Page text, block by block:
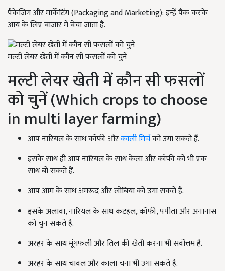
पैकेजिंग और मार्केटिंग (Packaging and Marketing): इन्हें पैक करके
आय के लिए बाजार में बेचा जाता है.
मल्टी लेयर खेती में कौन सी फसलों को चुनें
मल्टी लेयर खेती में कौन सी फसलों
को चुनें (Which crops to choose
in multi layer farming)
आप नारियल के साथ कॉफी औरकाली मिर्चको उगा सकते हैं.
इसके साथ ही आप नारियल के साथ केला और कॉफी को भी एक
साथ बो सकते हैं.
आप आम के साथ अमरूद और लोबिया को उगा सकते हैं.
इसके अलावा, नारियल के साथ कटहल, कॉफी, पपीता और अनानास
को चुन सकते हैं.
अरहर के साथ मूंगफली और तिल की खेती करना भी सर्वोत्तम है.
अरहर के साथ चावल और काला चना भी उगा सकते हैं.